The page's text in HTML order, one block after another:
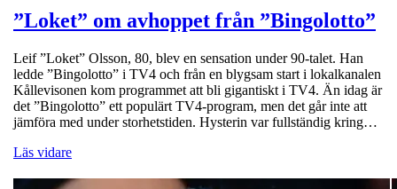
”Loket” om avhoppet från ”Bingolotto”
Leif ”Loket” Olsson, 80, blev en sensation under 90-talet. Han
ledde ”Bingolotto” i TV4 och från en blygsam start i lokalkanalen
Kållevisonen kom programmet att bli gigantiskt i TV4. Än idag är
det ”Bingolotto” ett populärt TV4-program, men det går inte att
jämföra med under storhetstiden. Hysterin var fullständig kring…
Läs vidare